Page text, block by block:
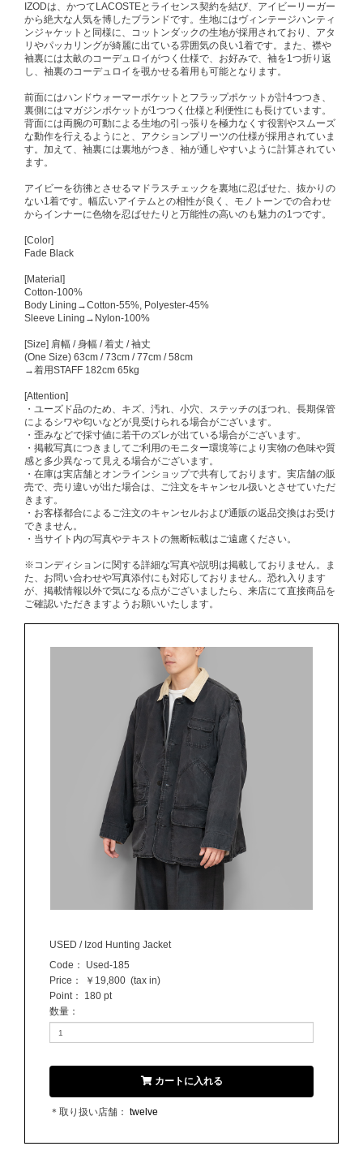
IZODは、かつてLACOSTEとライセンス契約を結び、アイビーリーガー
から絶大な人気を博したブランドです。生地にはヴィンテージハンティ
ンジャケットと同様に、コットンダックの生地が採用されており、アタ
リやパッカリングが綺麗に出ている雰囲気の良い1着です。また、襟や
袖裏には太畝のコーデュロイがつく仕様で、お好みで、袖を1つ折り返
し、袖裏のコーデュロイを覗かせる着用も可能となります。
前面にはハンドウォーマーポケットとフラップポケットが計4つつき、
裏側にはマガジンポケットが1つつく仕様と利便性にも長けています。
背面には両腕の可動による生地の引っ張りを極力なくす役割やスムーズ
な動作を行えるようにと、アクションプリーツの仕様が採用されていま
す。加えて、袖裏には裏地がつき、袖が通しやすいように計算されてい
ます。
アイビーを彷彿とさせるマドラスチェックを裏地に忍ばせた、抜かりの
ない1着です。幅広いアイテムとの相性が良く、モノトーンでの合わせ
からインナーに色物を忍ばせたりと万能性の高いのも魅力の1つです。
[Color]
Fade Black
[Material]
Cotton-100%
Body Lining→Cotton-55%, Polyester-45%
Sleeve Lining→Nylon-100%
[Size] 肩幅 / 身幅 / 着丈 / 袖丈
(One Size) 63cm / 73cm / 77cm / 58cm
→着用STAFF 182cm 65kg
[Attention]
・ユーズド品のため、キズ、汚れ、小穴、ステッチのほつれ、長期保管
によるシワや匂いなどが見受けられる場合がございます。
・歪みなどで採寸値に若干のズレが出ている場合がございます。
・掲載写真につきましてご利用のモニター環境等により実物の色味や質
感と多少異なって見える場合がございます。
・在庫は実店舗とオンラインショップで共有しております。実店舗の販
売で、売り違いが出た場合は、ご注文をキャンセル扱いとさせていただ
きます。
・お客様都合によるご注文のキャンセルおよび通販の返品交換はお受け
できません。
・当サイト内の写真やテキストの無断転載はご遠慮ください。
※コンディションに関する詳細な写真や説明は掲載しておりません。ま
た、お問い合わせや写真添付にも対応しておりません。恐れ入ります
が、掲載情報以外で気になる点がございましたら、来店にて直接商品を
ご確認いただきますようお願いいたします。
USED / Izod Hunting Jacket
Code： Used-185
Price：
￥19,800 (tax in)
Point： 180 pt
数量 ：
カートに入れる
＊取り扱い店舗： twelve